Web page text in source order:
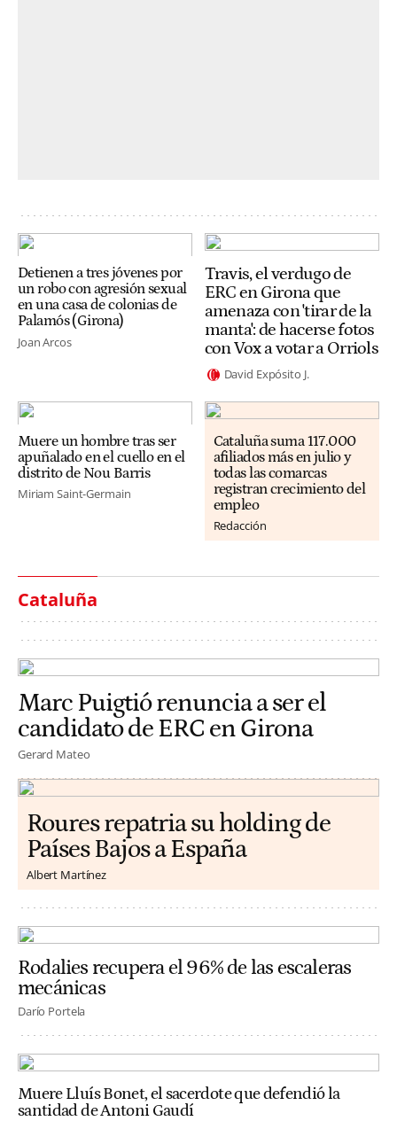
Detienen a tres jóvenes por
un robo con agresión sexual
en una casa de colonias de
Palamós (Girona)
Joan Arcos
Travis, el verdugo de
ERC en Girona que
amenaza con 'tirar de la
manta': de hacerse fotos
con Vox a votar a Orriols
David Expósito J.
Muere un hombre tras ser
apuñalado en el cuello en el
distrito de Nou Barris
Miriam Saint-Germain
Cataluña suma 117.000
afiliados más en julio y
todas las comarcas
registran crecimiento del
empleo
Redacción
Cataluña
Marc Puigtió renuncia a ser el
candidato de ERC en Girona
Gerard Mateo
Roures repatria su holding de
Países Bajos a España
Albert Martínez
Rodalies recupera el 96% de las escaleras
mecánicas
Darío Portela
Muere Lluís Bonet, el sacerdote que defendió la
santidad de Antoni Gaudí